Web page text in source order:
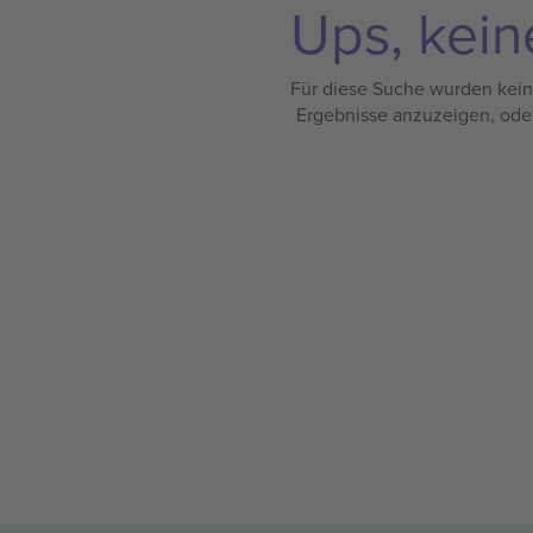
Ups,
Für diese Suche wurden
Ergebnisse anzuzeigen,